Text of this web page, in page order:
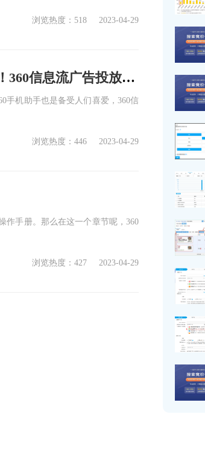
2023-04-29
浏览热度：518
360手机助手如何做优化？把握好这些！360信息流广告投放技巧！
手机助手也是备受人们喜爱，360信
2023-04-29
浏览热度：446
作手册。那么在这一个章节呢，360
2023-04-29
浏览热度：427